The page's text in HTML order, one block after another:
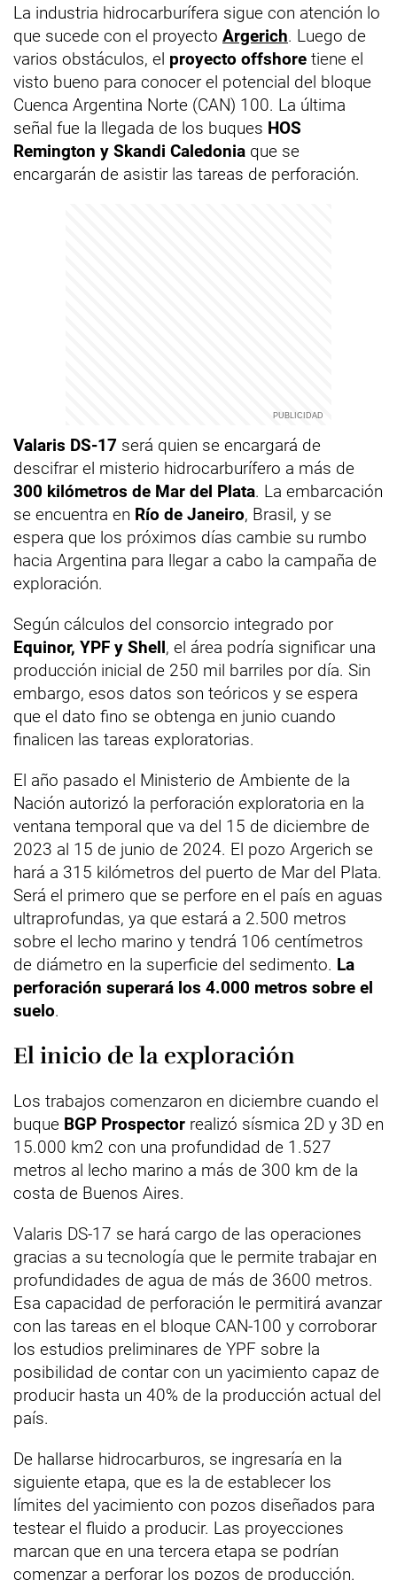
La industria hidrocarburífera sigue con atención lo
que sucede con el proyecto Argerich. Luego de
varios obstáculos, el proyecto offshore tiene el
visto bueno para conocer el potencial del bloque
Cuenca Argentina Norte (CAN) 100. La última
señal fue la llegada de los buques HOS
Remington y Skandi Caledonia que se
encargarán de asistir las tareas de perforación.
Valaris DS-17 será quien se encargará de
descifrar el misterio hidrocarburífero a más de
300 kilómetros de Mar del Plata. La embarcación
se encuentra en Río de Janeiro, Brasil, y se
espera que los próximos días cambie su rumbo
hacia Argentina para llegar a cabo la campaña de
exploración.
Según cálculos del consorcio integrado por
Equinor, YPF y Shell, el área podría significar una
producción inicial de 250 mil barriles por día. Sin
embargo, esos datos son teóricos y se espera
que el dato fino se obtenga en junio cuando
finalicen las tareas exploratorias.
El año pasado el Ministerio de Ambiente de la
Nación autorizó la perforación exploratoria en la
ventana temporal que va del 15 de diciembre de
2023 al 15 de junio de 2024. El pozo Argerich se
hará a 315 kilómetros del puerto de Mar del Plata.
Será el primero que se perfore en el país en aguas
ultraprofundas, ya que estará a 2.500 metros
sobre el lecho marino y tendrá 106 centímetros
de diámetro en la superficie del sedimento. La
perforación superará los 4.000 metros sobre el
suelo.
El inicio de la exploración
Los trabajos comenzaron en diciembre cuando el
buque BGP Prospector realizó sísmica 2D y 3D en
15.000 km2 con una profundidad de 1.527
metros al lecho marino a más de 300 km de la
costa de Buenos Aires.
Valaris DS-17 se hará cargo de las operaciones
gracias a su tecnología que le permite trabajar en
profundidades de agua de más de 3600 metros.
Esa capacidad de perforación le permitirá avanzar
con las tareas en el bloque CAN-100 y corroborar
los estudios preliminares de YPF sobre la
posibilidad de contar con un yacimiento capaz de
producir hasta un 40% de la producción actual del
país.
De hallarse hidrocarburos, se ingresaría en la
siguiente etapa, que es la de establecer los
límites del yacimiento con pozos diseñados para
testear el fluido a producir. Las proyecciones
marcan que en una tercera etapa se podrían
comenzar a perforar los pozos de producción.